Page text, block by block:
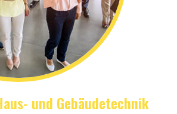
und Gebäudetechnik